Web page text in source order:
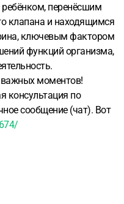
перенёсшим
клапана и находящимся
ключевым фактором
функций организма,
важных моментов!
консультация по
сообщение (чат). Вот